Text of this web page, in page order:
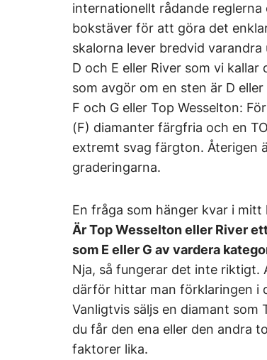
internationellt rådande
bokstäver för att göra det
skalorna lever bredvid
D och E eller River som vi
som avgör om en sten är D
F och G eller Top Wesselton:
(F) diamanter färgfria och en
extremt svag färgton. Återigen
graderingarna.
En fråga som hänger kvar i mitt
Är Top Wesselton eller River
som E eller G av vardera
Nja, så fungerar det inte riktigt.
därför hittar man förklaringen i
Vanligtvis säljs en diamant som
du får den ena eller den andra
faktorer lika.